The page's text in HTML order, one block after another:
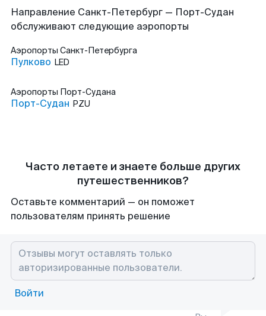
Направление Санкт-Петербург — Порт-Судан
обслуживают следующие аэропорты
Аэропорты Санкт-Петербурга
Пулково LED
Аэропорты Порт-Судана
Порт-Судан PZU
Часто летаете и знаете больше других
путешественников?
Оставьте комментарий — он поможет
пользователям принять решение
Войти